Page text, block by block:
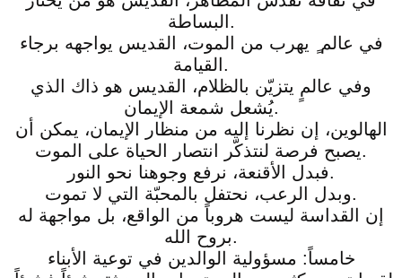
البساطة.
في عالم ٍ يهرب من الموت، القديس يواجهه برجاء
القيامة.
وفي عالمٍ يتزيّن بالظلام، القديس هو ذاك الذي
يُشعل شمعة الإيمان.
الهالوين، إن نظرنا إليه من منظار الإيمان، يمكن أن
يصبح فرصة لنتذكّر انتصار الحياة على الموت.
فبدل الأقنعة، نرفع وجوهنا نحو النور.
وبدل الرعب، نحتفل بالمحبّة التي لا تموت.
إن القداسة ليست هروباً من الواقع، بل مواجهة له
بروح الله.
خامساً: مسؤولية الوالدين في توعية الأبناء